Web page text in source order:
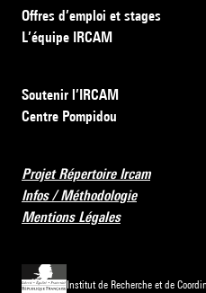
Offres d’emploi et stages
L’équipe IRCAM
Soutenir l’IRCAM
Centre Pompidou
Projet Répertoire Ircam
Infos / Méthodologie
Mentions Légales
Institut de Recherche et de